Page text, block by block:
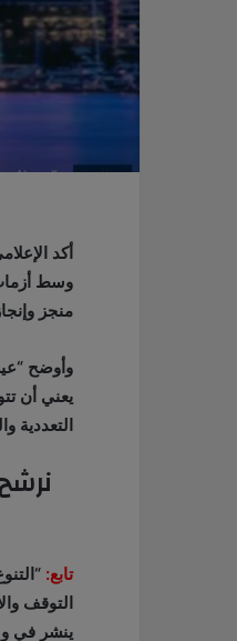
أكد
وسط
منجز
وأوضح
يعني أن
التعددية
تابع:
التوقف
ينشر في